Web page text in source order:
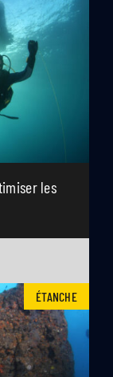
les
ÉTANCHE